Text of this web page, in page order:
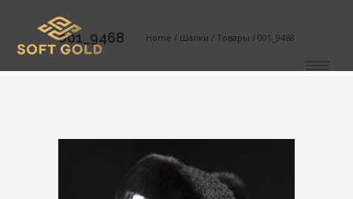
001_9468 Home / Шапки / Товары / 001_9468